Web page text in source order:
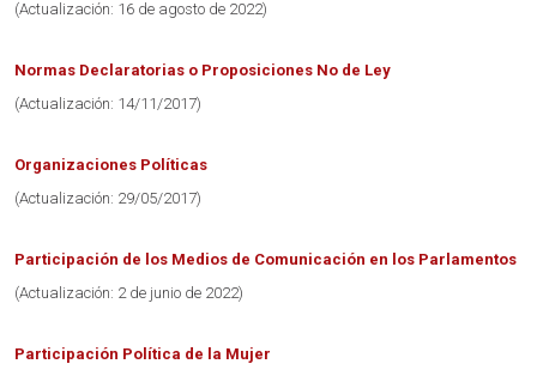
(Actualización: 16 de agosto de 2022)
Normas Declaratorias o Proposiciones No de Ley
(Actualización: 14/11/2017)
Organizaciones Políticas
(Actualización: 29/05/2017)
Participación de los Medios de Comunicación en los Parlamentos
(Actualización: 2 de junio de 2022)
Participación Política de la Mujer